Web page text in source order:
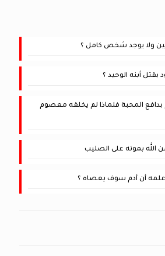
ولا يوجد شخص كامل ؟
أبنه الوحيد ؟
بدافع المحبة فلماذا لم يخلقه معصوم
بموته على الصليب
علمه أن أدم سوف يعصاه ؟